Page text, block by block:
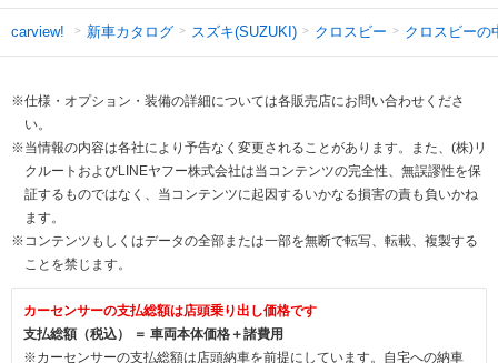
carview! 新車カタログ スズキ(SUZUKI) クロスビー クロスビーの
※仕様・オプション・装備の詳細については各販売店にお問い合わせくださ
い。
※当情報の内容は各社により予告なく変更されることがあります。また、(株)リ
クルートおよびLINEヤフー株式会社は当コンテンツの完全性、無誤謬性を保
証するものではなく、当コンテンツに起因するいかなる損害の責も負いかね
ます。
※コンテンツもしくはデータの全部または一部を無断で転写、転載、複製する
ことを禁じます。
カーセンサーの支払総額は店頭乗り出し価格です
支払総額（税込） ＝ 車両本体価格＋諸費用
※カーセンサーの支払総額は店頭納車を前提にしています。自宅への納車